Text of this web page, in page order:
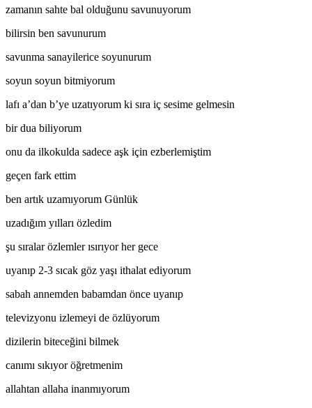
zamanın sahte bal olduğunu savunuyorum
bilirsin ben savunurum
savunma sanayilerice soyunurum
soyun soyun bitmiyorum
lafı a’dan b’ye uzatıyorum ki sıra iç sesime gelmesin
bir dua biliyorum
onu da ilkokulda sadece aşk için ezberlemiştim
geçen fark ettim
ben artık uzamıyorum Günlük
uzadığım yılları özledim
şu sıralar özlemler ısırıyor her gece
uyanıp 2-3 sıcak göz yaşı ithalat ediyorum
sabah annemden babamdan önce uyanıp
televizyonu izlemeyi de özlüyorum
dizilerin biteceğini bilmek
canımı sıkıyor öğretmenim
allahtan allaha inanmıyorum